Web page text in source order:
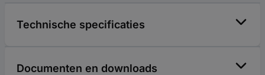
Technische specificaties
Documenten en downloads